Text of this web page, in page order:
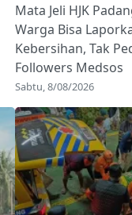
Mata Jeli HJK
Warga Bisa
Kebersihan, Tak
Followers Medsos
Sabtu, 8/08/2026